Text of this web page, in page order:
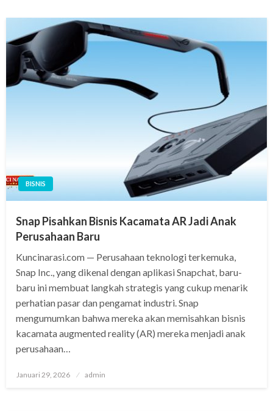
BISNIS
Snap Pisahkan Bisnis Kacamata AR Jadi Anak
Perusahaan Baru
Kuncinarasi.com — Perusahaan teknologi terkemuka,
Snap Inc., yang dikenal dengan aplikasi Snapchat, baru-
baru ini membuat langkah strategis yang cukup menarik
perhatian pasar dan pengamat industri. Snap
mengumumkan bahwa mereka akan memisahkan bisnis
kacamata augmented reality (AR) mereka menjadi anak
perusahaan…
Posted
Januari 29, 2026 admin